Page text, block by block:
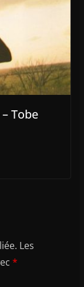
Tobe
Les
*